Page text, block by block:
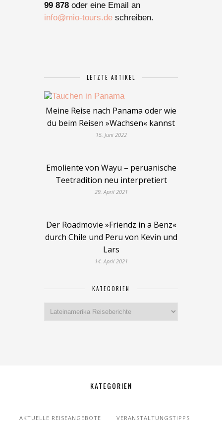
99 878 oder eine Email an
info@mio-tours.de schreiben.
LETZTE ARTIKEL
Meine Reise nach Panama oder wie
du beim Reisen »Wachsen« kannst
15. Juni 2022
Emoliente von Wayu – peruanische
Teetradition neu interpretiert
29. April 2021
Der Roadmovie »Friendz in a Benz«
durch Chile und Peru von Kevin und
Lars
14. April 2021
KATEGORIEN
Kategorien
KATEGORIEN
AKTUELLE REISEANGEBOTE VERANSTALTUNGSTIPPS